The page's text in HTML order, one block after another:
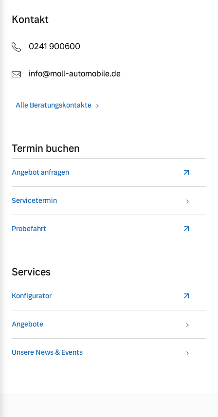
Kontakt
0241 900600
info@moll-automobile.de
Alle Beratungskontakte
Termin buchen
Angebot anfragen
Servicetermin
Probefahrt
Services
Konfigurator
Angebote
Unsere News & Events